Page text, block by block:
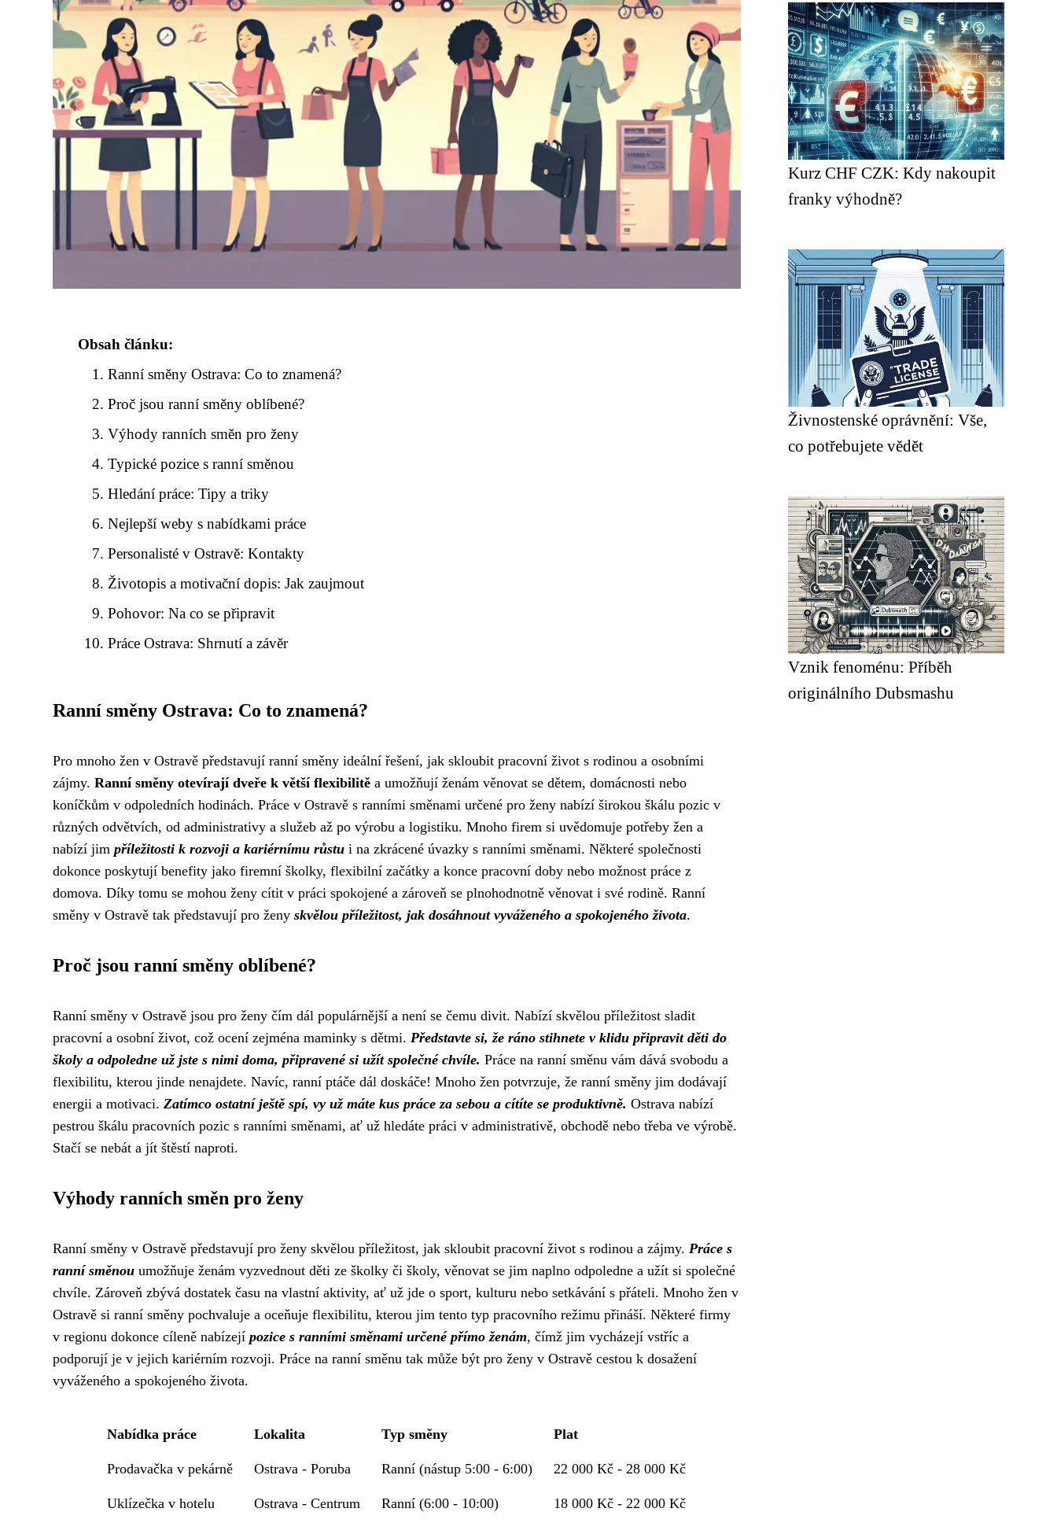
Obsah článku:
Ranní směny Ostrava: Co to znamená?
Proč jsou ranní směny oblíbené?
Výhody ranních směn pro ženy
Typické pozice s ranní směnou
Hledání práce: Tipy a triky
Nejlepší weby s nabídkami práce
Personalisté v Ostravě: Kontakty
Životopis a motivační dopis: Jak zaujmout
Pohovor: Na co se připravit
Práce Ostrava: Shrnutí a závěr
Ranní směny Ostrava: Co to znamená?
Pro mnoho žen v Ostravě představují ranní směny ideální řešení, jak skloubit pracovní život s rodinou a osobními
zájmy. Ranní směny otevírají dveře k větší flexibilitě a umožňují ženám věnovat se dětem, domácnosti nebo
koníčkům v odpoledních hodinách. Práce v Ostravě s ranními směnami určené pro ženy nabízí širokou škálu pozic v
různých odvětvích, od administrativy a služeb až po výrobu a logistiku. Mnoho firem si uvědomuje potřeby žen a
nabízí jim příležitosti k rozvoji a kariérnímu růstu i na zkrácené úvazky s ranními směnami. Některé společnosti
dokonce poskytují benefity jako firemní školky, flexibilní začátky a konce pracovní doby nebo možnost práce z
domova. Díky tomu se mohou ženy cítit v práci spokojené a zároveň se plnohodnotně věnovat i své rodině. Ranní
směny v Ostravě tak představují pro ženy skvělou příležitost, jak dosáhnout vyváženého a spokojeného života.
Proč jsou ranní směny oblíbené?
Ranní směny v Ostravě jsou pro ženy čím dál populárnější a není se čemu divit. Nabízí skvělou příležitost sladit
pracovní a osobní život, což ocení zejména maminky s dětmi. Představte si, že ráno stihnete v klidu připravit děti do
školy a odpoledne už jste s nimi doma, připravené si užít společné chvíle. Práce na ranní směnu vám dává svobodu a
flexibilitu, kterou jinde nenajdete. Navíc, ranní ptáče dál doskáče! Mnoho žen potvrzuje, že ranní směny jim dodávají
energii a motivaci. Zatímco ostatní ještě spí, vy už máte kus práce za sebou a cítíte se produktivně. Ostrava nabízí
pestrou škálu pracovních pozic s ranními směnami, ať už hledáte práci v administrativě, obchodě nebo třeba ve výrobě.
Stačí se nebát a jít štěstí naproti.
Výhody ranních směn pro ženy
Ranní směny v Ostravě představují pro ženy skvělou příležitost, jak skloubit pracovní život s rodinou a zájmy. Práce s
ranní směnou umožňuje ženám vyzvednout děti ze školky či školy, věnovat se jim naplno odpoledne a užít si společné
chvíle. Zároveň zbývá dostatek času na vlastní aktivity, ať už jde o sport, kulturu nebo setkávání s přáteli. Mnoho žen v
Ostravě si ranní směny pochvaluje a oceňuje flexibilitu, kterou jim tento typ pracovního režimu přináší. Některé firmy
v regionu dokonce cíleně nabízejí pozice s ranními směnami určené přímo ženám, čímž jim vycházejí vstříc a
podporují je v jejich kariérním rozvoji. Práce na ranní směnu tak může být pro ženy v Ostravě cestou k dosažení
vyváženého a spokojeného života.
Nabídka práce Lokalita Typ směny Plat
Prodavačka v pekárně Ostrava - Poruba Ranní (nástup 5:00 - 6:00) 22 000 Kč - 28 000 Kč
Uklízečka v hotelu Ostrava - Centrum Ranní (6:00 - 10:00) 18 000 Kč - 22 000 Kč
Kurz CHF CZK: Kdy nakoupit
franky výhodně?
Živnostenské oprávnění: Vše,
co potřebujete vědět
Vznik fenoménu: Příběh
originálního Dubsmashu